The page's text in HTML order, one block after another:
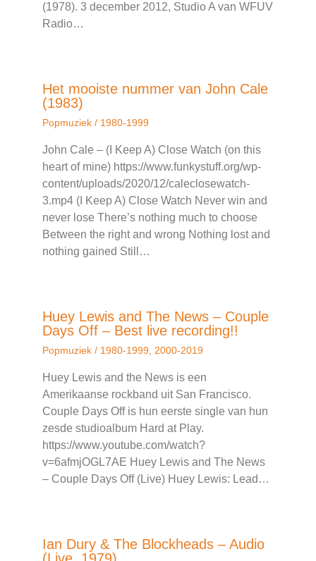
(1978). 3 december 2012, Studio A van WFUV
Radio…
Het mooiste nummer van John Cale
(1983)
Popmuziek / 1980-1999
John Cale – (I Keep A) Close Watch (on this
heart of mine) https://www.funkystuff.org/wp-
content/uploads/2020/12/caleclosewatch-
3.mp4 (I Keep A) Close Watch Never win and
never lose There’s nothing much to choose
Between the right and wrong Nothing lost and
nothing gained Still…
Huey Lewis and The News – Couple
Days Off – Best live recording!!
Popmuziek / 1980-1999 2000-2019
Huey Lewis and the News is een
Amerikaanse rockband uit San Francisco.
Couple Days Off is hun eerste single van hun
zesde studioalbum Hard at Play.
https://www.youtube.com/watch?
v=6afmjOGL7AE Huey Lewis and The News
– Couple Days Off (Live) Huey Lewis: Lead…
Ian Dury & The Blockheads – Audio